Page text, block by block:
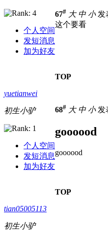
个人空间
发短消息
加为好友
67# 大 中 小发
这个要看
TOP
yuetianwei
初生小驴
个人空间
发短消息
加为好友
68# 大 中 小发
goooood
goooood
TOP
tian05005113
初生小驴